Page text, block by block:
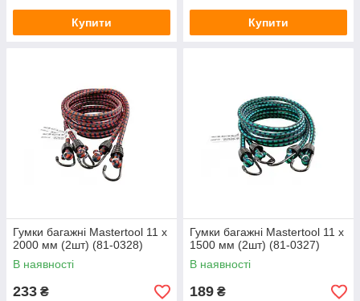
Купити Купити
Гумки багажні Mastertool 11 x
2000 мм (2шт) (81-0328)
В наявності
233 ₴
Гумки багажні Mastertool 11 x
1500 мм (2шт) (81-0327)
В наявності
189 ₴